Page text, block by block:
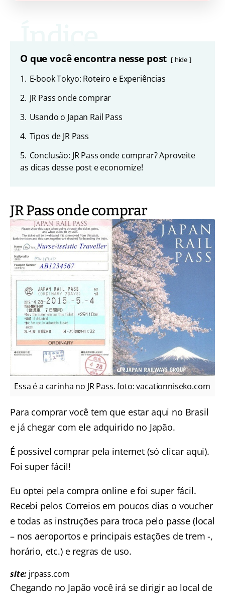
O que você encontra nesse post hide
1. E-book Tokyo: Roteiro e Experiências
2. JR Pass onde comprar
3. Usando o Japan Rail Pass
4. Tipos de JR Pass
5. Conclusão: JR Pass onde comprar? Aproveite
as dicas desse post e economize!
JR Pass onde comprar
Essa é a carinha no JR Pass. foto: vacationniseko.com
Para comprar você tem que estar aqui no Brasil
e já chegar com ele adquirido no Japão.
É possível comprar pela internet (só clicar aqui).
Foi super fácil!
Eu optei pela compra online e foi super fácil.
Recebi pelos Correios em poucos dias o voucher
e todas as instruções para troca pelo passe (local
– nos aeroportos e principais estações de trem -,
horário, etc.) e regras de uso.
site: jrpass.com
Chegando no Japão você irá se dirigir ao local de